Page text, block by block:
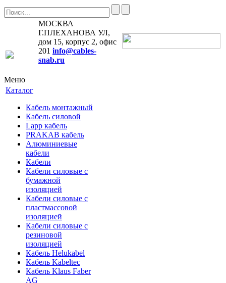
МОСКВА
Г.ПЛЕХАНОВА УЛ,
дом 15, корпус 2, офис
201 info@cables-
snab.ru
Меню
Каталог
Кабель монтажный
Кабель силовой
Lapp кабель
PRAKAB кабель
Алюминиевые
кабели
Кабели
Кабели силовые с
бумажной
изоляцией
Кабели силовые с
пластмассовой
изоляцией
Кабели силовые с
резиновой
изоляцией
Кабель Helukabel
Кабель Kabeltec
Кабель Klaus Faber
AG